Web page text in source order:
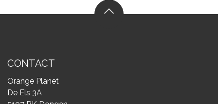
CONTACT
Orange Planet
De Els 3A